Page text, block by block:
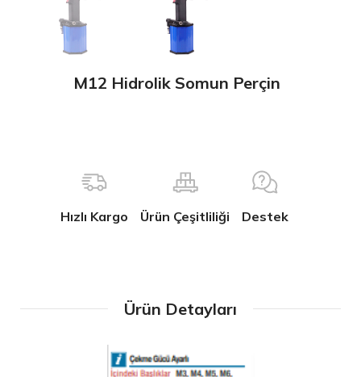
M12 Hidrolik Somun Perçin
Hızlı Kargo Ürün Çeşitliliği Destek
Ürün Detayları